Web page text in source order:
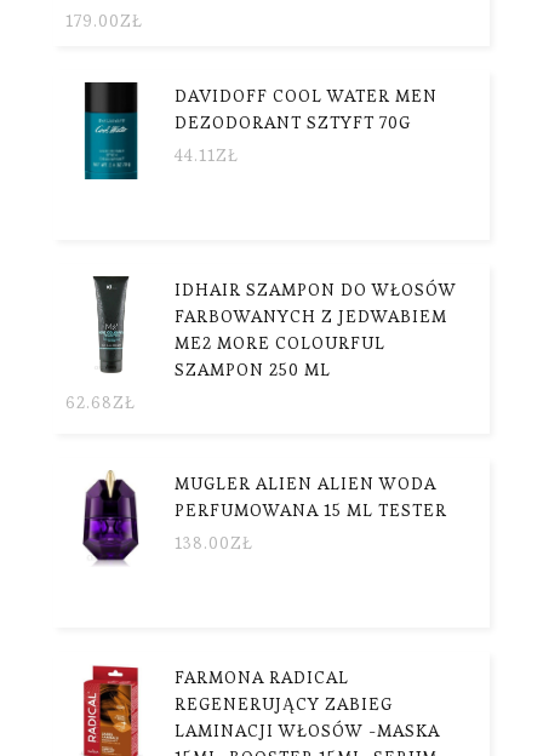
179.00ZŁ
DAVIDOFF COOL WATER MEN
DEZODORANT SZTYFT 70G
44.11ZŁ
IDHAIR SZAMPON DO WŁOSÓW
FARBOWANYCH Z JEDWABIEM
ME2 MORE COLOURFUL
SZAMPON 250 ML
62.68ZŁ
MUGLER ALIEN ALIEN WODA
PERFUMOWANA 15 ML TESTER
138.00ZŁ
FARMONA RADICAL
REGENERUJĄCY ZABIEG
LAMINACJI WŁOSÓW -MASKA